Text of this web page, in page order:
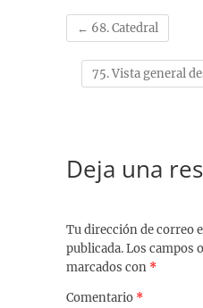
← 68. Catedral
75. Vista general
Deja una
Tu dirección de correo
publicada.Los campos
marcados con *
Comentario *